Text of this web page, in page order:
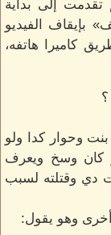
إلى بداية
بإيقاف الفيديو
كاميرا هاتفه،
وحوار كدا ولو
كان وسخ ويعرف
دي وقتلته لسبب
وهو يقول: